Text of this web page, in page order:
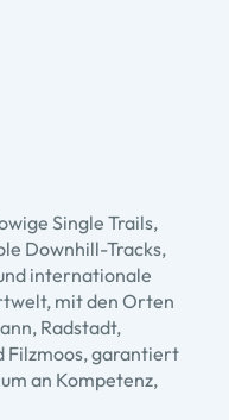
Single Trails,
Downhill-Tracks,
internationale
mit den Orten
Radstadt,
Filzmoos, garantiert
an Kompetenz,